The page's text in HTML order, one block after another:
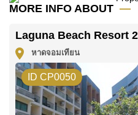
คุณ!
ติดต่อ Cornerstone Real
หรือ อีเมล
WhatsApp ของสำนักงาน:
@cornerstonepattaya
MORE INFO ABOUT
Laguna Beach Resort 2
หาดจอมเทียน
ID CP0050